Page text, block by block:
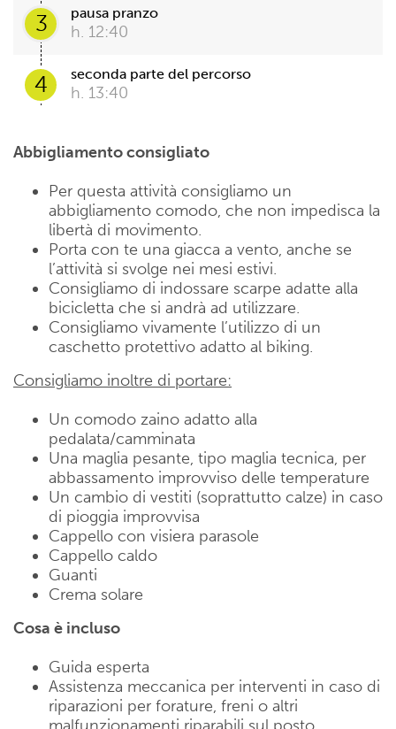
3 pausa pranzo
h. 12:40
4 seconda parte del percorso
h. 13:40
Abbigliamento consigliato
Per questa attività consigliamo un
abbigliamento comodo, che non impedisca la
libertà di movimento.
Porta con te una giacca a vento, anche se
l’attività si svolge nei mesi estivi.
Consigliamo di indossare scarpe adatte alla
bicicletta che si andrà ad utilizzare.
Consigliamo vivamente l’utilizzo di un
caschetto protettivo adatto al biking.
Consigliamo inoltre di portare:
Un comodo zaino adatto alla
pedalata/camminata
Una maglia pesante, tipo maglia tecnica, per
abbassamento improvviso delle temperature
Un cambio di vestiti (soprattutto calze) in caso
di pioggia improvvisa
Cappello con visiera parasole
Cappello caldo
Guanti
Crema solare
Cosa è incluso
Guida esperta
Assistenza meccanica per interventi in caso di
riparazioni per forature, freni o altri